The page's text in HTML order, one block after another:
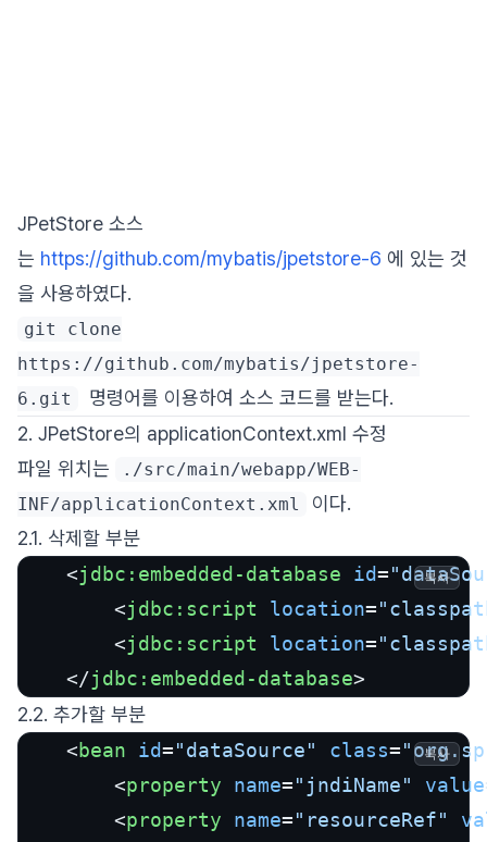
JPetStore 소스
는 https://github.com/mybatis/jpetstore-6 에 있는 것
을 사용하였다.
git clone
https://github.com/mybatis/jpetstore-
6.git
명령어를 이용하여 소스 코드를 받는다.
2. JPetStore의 applicationContext.xml 수정
파일 위치는
./src/main/webapp/WEB-
INF/applicationContext.xml
이다.
2.1. 삭제할 부분
<jdbc:embedded-database id=
<jdbc:script location=
<jdbc:script location=
</jdbc:embedded-database>
복사
2.2. 추가할 부분
<bean id="dataSource" class=
<property name="jndiName" value
<property name="resourceRef"
복사